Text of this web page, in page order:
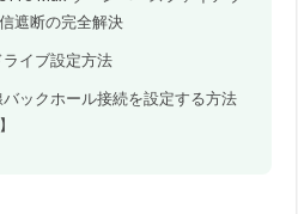
遮断の完全解決
ライブ設定方法
バックホール接続を設定する方法